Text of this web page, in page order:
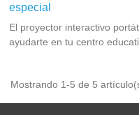
especial
El proyector interactivo
ayudarte en tu centro
Mostrando 1-5 de 5